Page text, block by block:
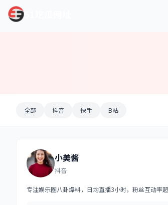
全部 抖音 快手 B站
小美酱
抖音
专注娱乐圈八卦爆料，日均直播3小时，粉丝互动率